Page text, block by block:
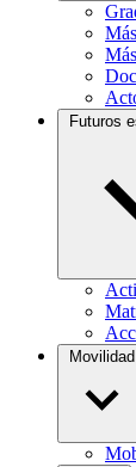
Futuros
Movilidad